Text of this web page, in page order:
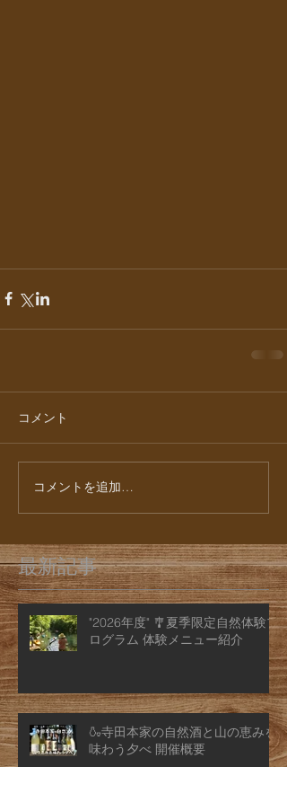
コメント
コメントを追加…
最新記事
"2026年度" 🎐夏季限定自然体験プ
ログラム 体験メニュー紹介
🍶寺田本家の自然酒と山の恵みを
味わう夕べ 開催概要